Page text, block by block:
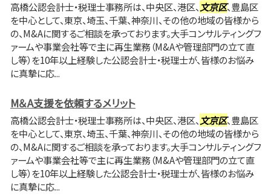
高橋公認会計士・税理士事務所は、中央区、港区、 文京区、豊島区
を中心として、東京、埼玉、千葉、神奈川、その他の地域の皆様から
の、M&Aに関するご相談を承っております。大手コンサルティングフ
ァームや事業会社等で主に再生業務（M&Aや管理部門の立て直
し等）を10年以上経験した公認会計士・税理士が、皆様のお悩み
に真摯に応...
M＆A支援を依頼するメリット
高橋公認会計士・税理士事務所は、中央区、港区、 文京区、豊島区
を中心として、東京、埼玉、千葉、神奈川、その他の地域の皆様から
の、M&Aに関するご相談を承っております。大手コンサルティングフ
ァームや事業会社等で主に再生業務（M&Aや管理部門の立て直
し等）を10年以上経験した公認会計士・税理士が、皆様のお悩み
に真摯に応...